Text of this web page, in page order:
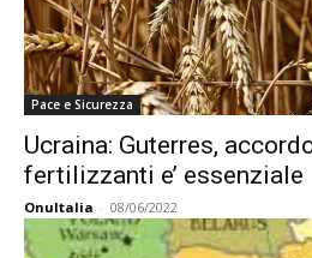
Pace e Sicurezza
Ucraina: Guterres,
fertilizzanti e’ essenziale
OnuItalia - 08/06/2022